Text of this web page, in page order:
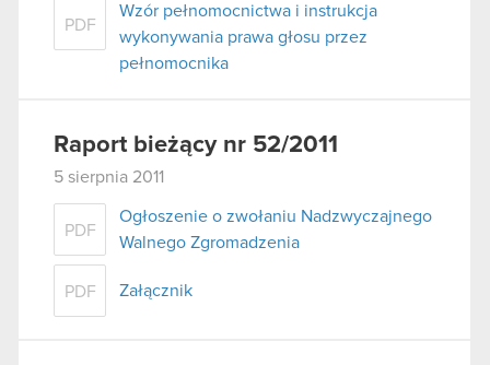
PDF
Wzór pełnomocnictwa i instrukcja
wykonywania prawa głosu przez
pełnomocnika
Raport bieżący nr 52/2011
5 sierpnia 2011
PDF
Ogłoszenie o zwołaniu Nadzwyczajnego
Walnego Zgromadzenia
PDF Załącznik